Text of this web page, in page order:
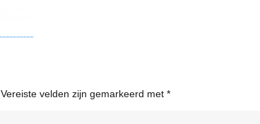
Vereiste velden zijn gemarkeerd met*